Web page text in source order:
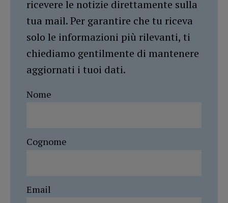
ricevere le notizie direttamente sulla
tua mail. Per garantire che tu riceva
solo le informazioni più rilevanti, ti
chiediamo gentilmente di mantenere
aggiornati i tuoi dati.
Nome
Cognome
Email